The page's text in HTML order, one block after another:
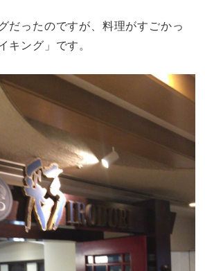
だったのですが、料理がすごかっ
キング」です。